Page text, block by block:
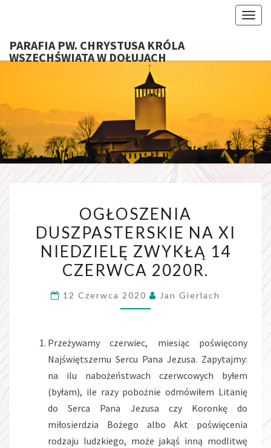
PARAFIA PW. CHRYSTUSA KRÓLA
WSZECHŚWIATA W DOŁUJACH
W
DUSZPASTERSKIE
NA
XI
NIEDZIELĘ
14
OGŁOSZENIA
DUSZPASTERSKIE NA XI
NIEDZIELĘ ZWYKŁĄ 14
CZERWCA 2020R.
12 Czerwca 2020 Jan Gierlach
Przeżywamy czerwiec, miesiąc poświęcony
Najświętszemu Sercu Pana Jezusa. Zapytajmy:
na ilu nabożeństwach czerwcowych byłem
(byłam), ile razy pobożnie odmówiłem Litanię
do Serca Pana Jezusa czy Koronkę do
miłosierdzia Bożego albo Akt poświęcenia
rodzaju ludzkiego, może jakąś inną modlitwę